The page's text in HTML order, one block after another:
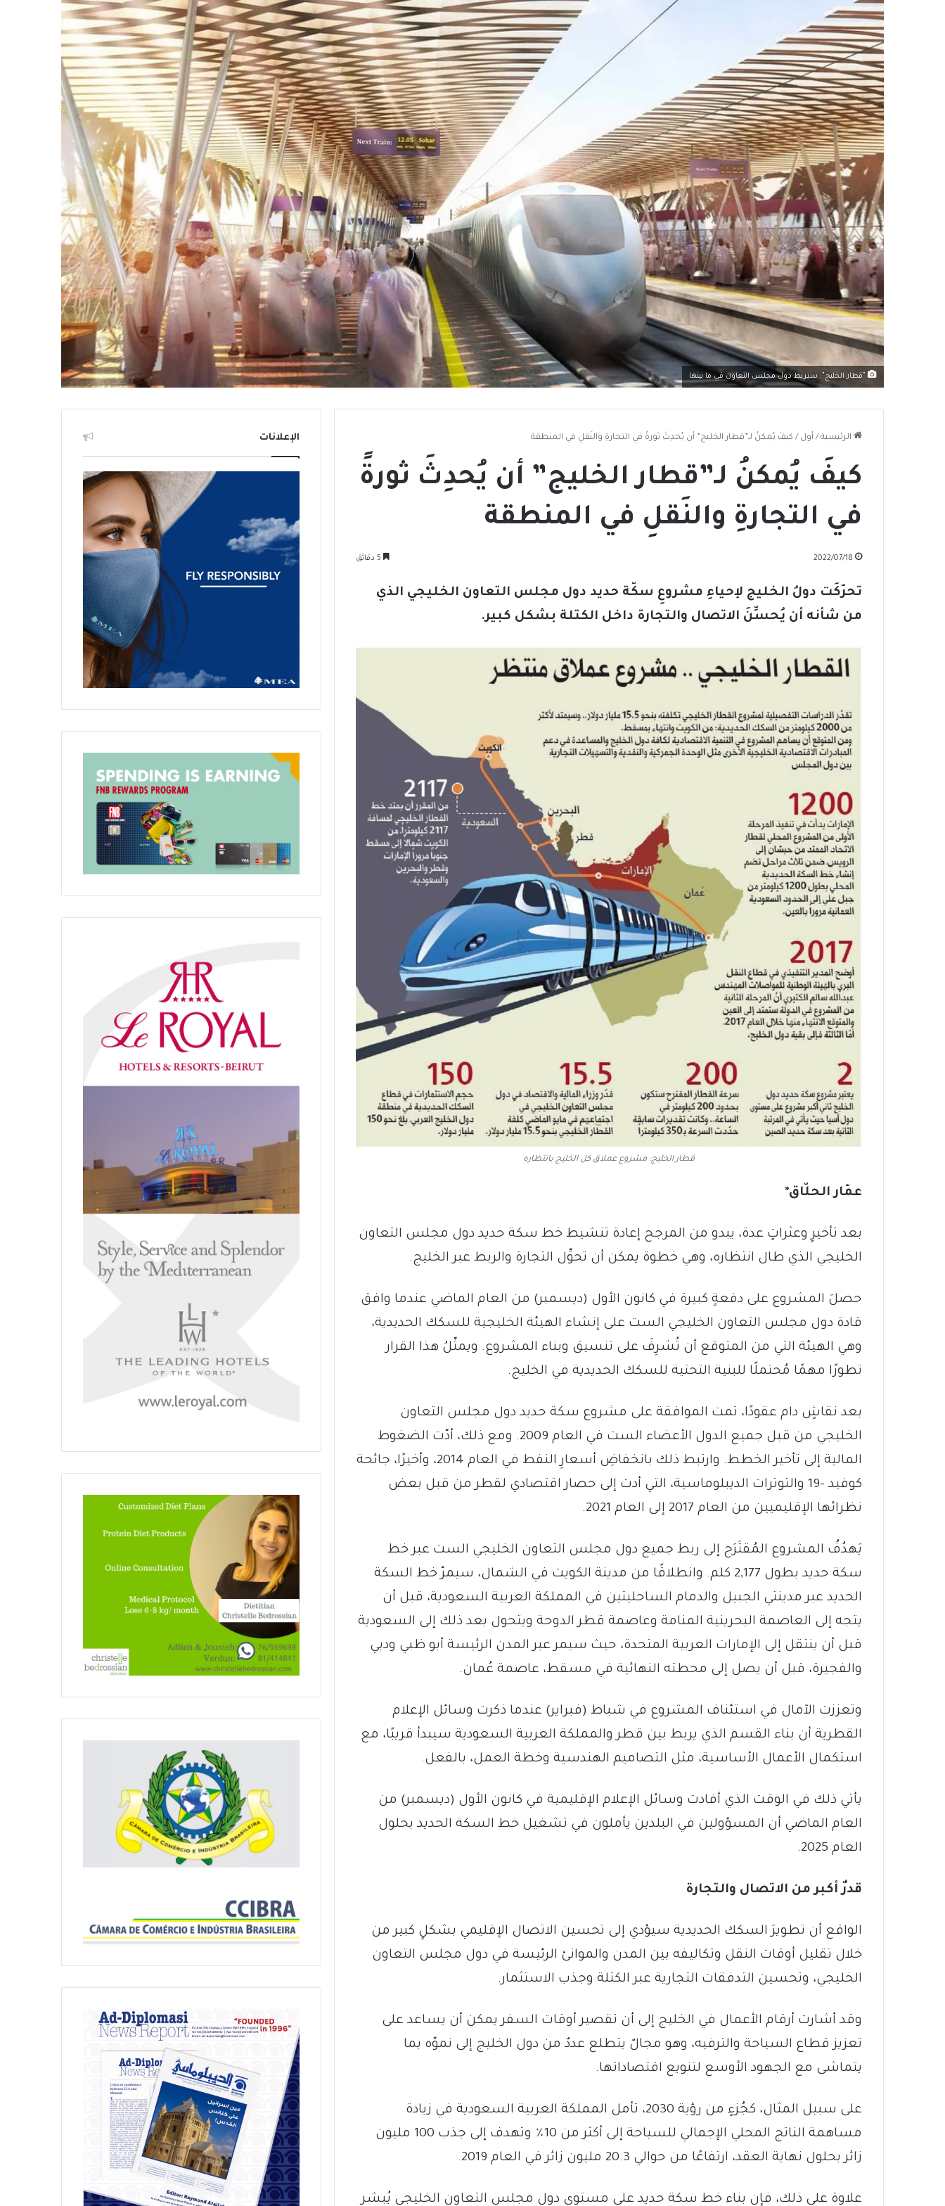
"قطار الخليج": سيربط دول مجلس التعاون في ما بينها
الرئيسية / أول / كيفَ يُمكنُ لـ”قطار الخليج” أن يُحدِثَ ثورةً في التجارةِ والنَقلِ في المنطقة
كيفَ يُمكنُ لـ”قطار الخليج” أن يُحدِثَ ثورةً
في التجارةِ والنَقلِ في المنطقة
2022/07/18
تحرّكَت دولُ الخليج لإحياءِ مشروعِ سكّة حديد دول مجلس التعاون الخليجي الذي
من شأنه أن يُحسِّنَ الاتصال والتجارة داخل الكتلة بشكل كبير.
قطار الخليج: مشروع عملاق كل الخليج بانتظاره
عمّار الحلّاق*
بعد تأخيرٍ وعثراتٍ عدة، يبدو من المرجح إعادة تنشيط خط سكة حديد دول مجلس التعاون
الخليجي الذي طال انتظاره، وهي خطوة يمكن أن تحوِّل التجارة والربط عبر الخليج.
حصلَ المشروع على دفعةٍ كبيرة في كانون الأول (ديسمبر) من العام الماضي عندما وافق
قادة دول مجلس التعاون الخليجي الست على إنشاء الهيئة الخليجية للسكك الحديدية،
وهي الهيئة التي من المتوقع أن تُشرِفَ على تنسيق وبناء المشروع. ويمثّلُ هذا القرار
تطورًا مهمًا مُحتملًا للبنية التحتية للسكك الحديدية في الخليج.
بعد نقاشٍ دام عقودًا، تمت الموافقة على مشروع سكة حديد دول مجلس التعاون
الخليجي من قبل جميع الدول الأعضاء الست في العام 2009. ومع ذلك، أدّت الضغوط
المالية إلى تأخير الخطط. وارتبط ذلك بانخفاضِ أسعارِ النفط في العام 2014، وأخيرًا، جائحة
كوفيد -19 والتوترات الديبلوماسية، التي أدت إلى حصار اقتصادي لقطر من قبل بعض
نظرائها الإقليميين من العام 2017 إلى العام 2021.
يَهدُفُ المشروع المُقتَرَح إلى ربط جميع دول مجلس التعاون الخليجي الست عبر خط
سكة حديد بطول 2,177 كلم. وانطلاقًا من مدينة الكويت في الشمال، سيمرّ خط السكة
الحديد عبر مدينتي الجبيل والدمام الساحليتين في المملكة العربية السعودية، قبل أن
يتجه إلى العاصمة البحرينية المنامة وعاصمة قطر الدوحة ويتحول بعد ذلك إلى السعودية
قبل أن ينتقل إلى الإمارات العربية المتحدة، حيث سيمر عبر المدن الرئيسة أبو ظبي ودبي
والفجيرة، قبل أن يصل إلى محطته النهائية في مسقط، عاصمة عُمان.
وتعززت الآمال في استئناف المشروع في شباط (فبراير) عندما ذكرت وسائل الإعلام
القطرية أن بناء القسم الذي يربط بين قطر والمملكة العربية السعودية سيبدأ قريبًا، مع
استكمال الأعمال الأساسية، مثل التصاميم الهندسية وخطة العمل، بالفعل.
يأتي ذلك في الوقت الذي أفادت وسائل الإعلام الإقليمية في كانون الأول (ديسمبر) من
العام الماضي أن المسؤولين في البلدين يأملون في تشغيل خط السكة الحديد بحلول
العام 2025.
قدرٌ أكبر من الاتصال والتجارة
الواقع أن تطويرَ السكك الحديدية سيؤدي إلى تحسين الاتصال الإقليمي بشكلٍ كبير من
خلال تقليل أوقات النقل وتكاليفه بين المدن والموانئ الرئيسة في دول مجلس التعاون
الخليجي، وتحسين التدفقات التجارية عبر الكتلة وجذب الاستثمار.
وقد أشارت أرقام الأعمال في الخليج إلى أن تقصير أوقات السفر يمكن أن يساعد على
تعزيز قطاع السياحة والترفيه، وهو مجالٌ يتطلع عددٌ من دول الخليج إلى نموّه بما
يتماشى مع الجهود الأوسع لتنويع اقتصاداتها.
على سبيل المثال، كجُزءٍ من رؤية 2030، تأمل المملكة العربية السعودية في زيادة
مساهمة الناتج المحلي الإجمالي للسياحة إلى أكثر من 10٪ وتهدف إلى جذب 100 مليون
زائر بحلول نهاية العقد، ارتفاعًا من حوالي 20.3 مليون زائر في العام 2019.
علاوة على ذلك، فإن بناء خط سكة حديد على مستوى دول مجلس التعاون الخليجي يُبشر
الإعلانات